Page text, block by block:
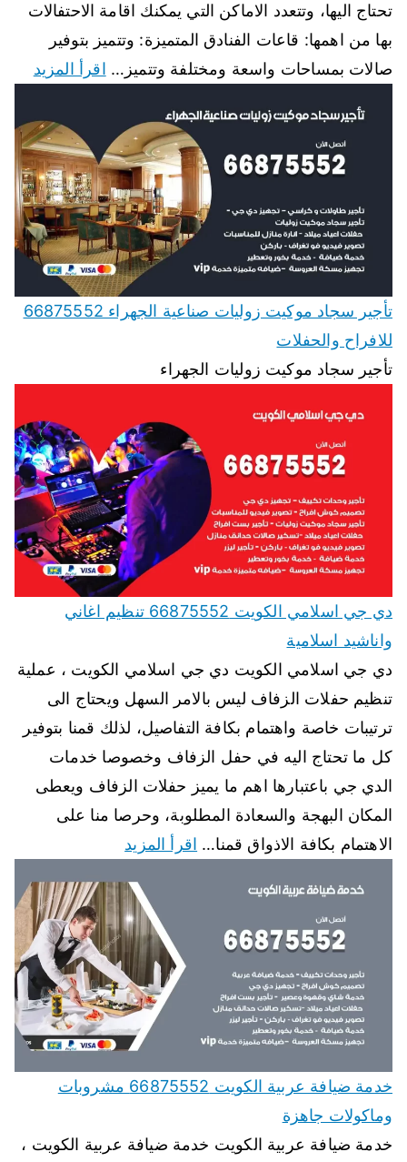
تحتاج اليها، وتتعدد الاماكن التي يمكنك اقامة الاحتفالات
بها من اهمها: قاعات الفنادق المتميزة: وتتميز بتوفير
صالات بمساحات واسعة ومختلفة وتتميز… اقرأ المزيد
تأجير سجاد موكيت زوليات صناعية الجهراء 66875552
للافراح والحفلات
تأجير سجاد موكيت زوليات الجهراء
دي جي اسلامي الكويت 66875552 تنظيم اغاني
واناشيد اسلامية
دي جي اسلامي الكويت دي جي اسلامي الكويت ، عملية
تنظيم حفلات الزفاف ليس بالامر السهل ويحتاج الى
ترتيبات خاصة واهتمام بكافة التفاصيل، لذلك قمنا بتوفير
كل ما تحتاج اليه في حفل الزفاف وخصوصا خدمات
الدي جي باعتبارها اهم ما يميز حفلات الزفاف ويعطى
المكان البهجة والسعادة المطلوبة، وحرصا منا على
الاهتمام بكافة الاذواق قمنا… اقرأ المزيد
خدمة ضيافة عربية الكويت 66875552 مشروبات
وماكولات جاهزة
خدمة ضيافة عربية الكويت خدمة ضيافة عربية الكويت ،